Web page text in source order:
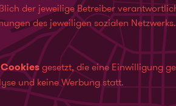
der jeweilige Betreiber
des jeweiligen sozialen Netzwerks.
gesetzt, die eine Einwilligung
und keine Werbung statt.